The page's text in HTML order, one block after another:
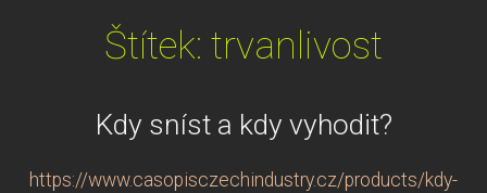
Štítek: trvanlivost
Kdy sníst a kdy vyhodit?
https://www.casopisczechindustry.cz/products/kdy-